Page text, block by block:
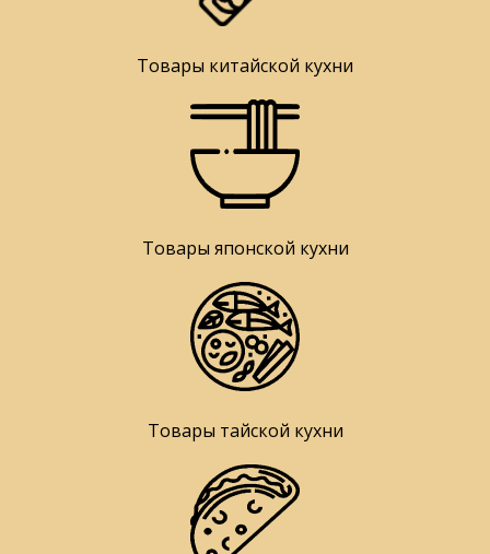
Товары китайской кухни
Товары японской кухни
Товары тайской кухни